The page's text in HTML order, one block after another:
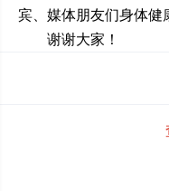
宾、媒体朋友们身体健
谢谢大家！